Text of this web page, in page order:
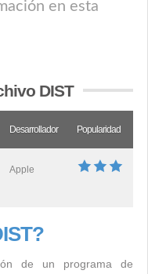
en esta
DIST
Desarrollador Popularidad
Apple
de un programa de